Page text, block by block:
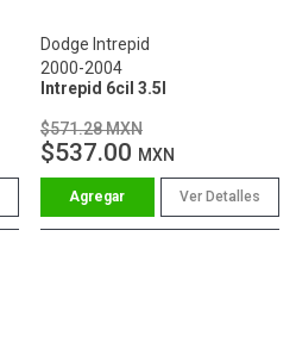
Dodge Intrepid
2000-2004
Intrepid 6cil 3.5l
$571.28 MXN
$537.00 MXN
Ver Detalles